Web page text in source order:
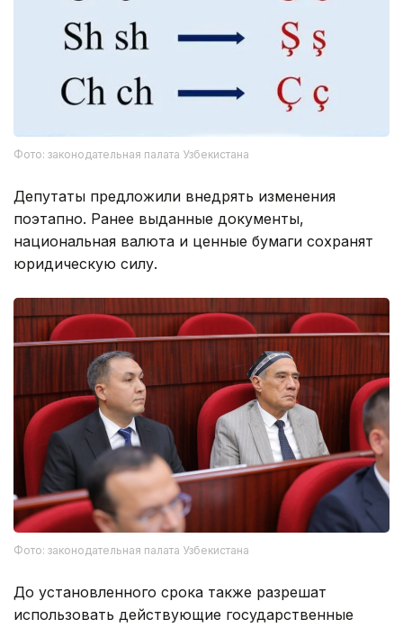
Фото: законодательная палата Узбекистана
Депутаты предложили внедрять изменения
поэтапно. Ранее выданные документы,
национальная валюта и ценные бумаги сохранят
юридическую силу.
Фото: законодательная палата Узбекистана
До установленного срока также разрешат
использовать действующие государственные